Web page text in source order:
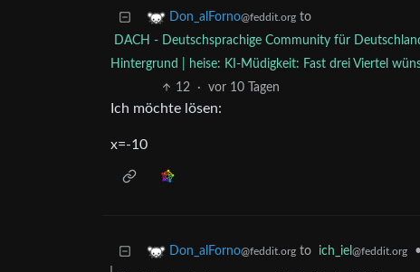
Don_alForno@feddit.org to
DACH - Deutschsprachige Community für
Hintergrund | heise: KI-Müdigkeit: Fast drei Viertel
12
· vor 10 Tagen
Ich möchte lösen:
x=-10
Don_alForno@feddit.org to ich_iel @feddit.org •